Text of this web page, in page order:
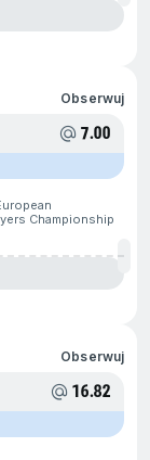
Obserwuj
7.00
Championship
Obserwuj
16.82